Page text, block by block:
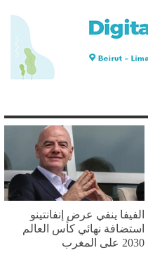
الفيفا ينفي عرض إنفانتينو
استضافة نهائي كأس العالم
2030 على المغرب